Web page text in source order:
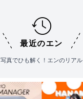
最近のエン
写真でひも解く！エンのリアル